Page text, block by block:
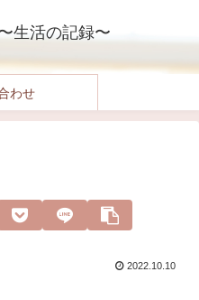
生活の記録〜
わせ
2022.10.10